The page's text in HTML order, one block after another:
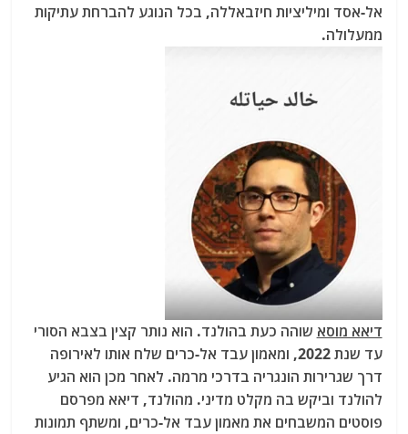
אל-אסד ומיליציות חיזבאללה, בכל הנוגע להברחת עתיקות
ממעלולה.
דיאא מוסא שוהה כעת בהולנד. הוא נותר קצין בצבא הסורי
עד שנת 2022, ומאמון עבד אל-כרים שלח אותו לאירופה
דרך שגרירות הונגריה בדרכי מרמה. לאחר מכן הוא הגיע
להולנד וביקש בה מקלט מדיני. מהולנד, דיאא מפרסם
פוסטים המשבחים את מאמון עבד אל-כרים, ומשתף תמונות